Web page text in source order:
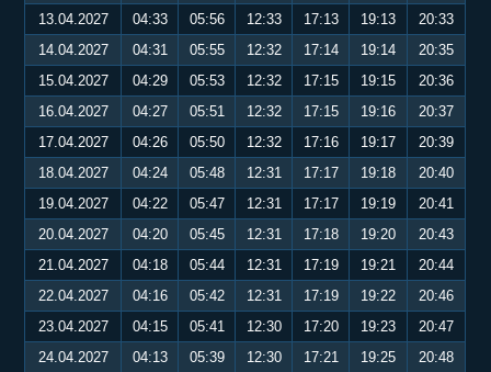
13.04.2027 04:33 05:56 12:33 17:13 19:13
20:33
14.04.2027
04:31 05:55 12:32 17:14 19:14
20:35
15.04.2027
04:29 05:53 12:32 17:15 19:15
20:36
16.04.2027
04:27 05:51 12:32 17:15 19:16
20:37
17.04.2027
04:26 05:50 12:32 17:16 19:17
20:39
18.04.2027
04:24 05:48 12:31 17:17 19:18
20:40
19.04.2027
04:22 05:47 12:31 17:17 19:19
20:41
20.04.2027
04:20 05:45 12:31 17:18 19:20
20:43
21.04.2027
04:18 05:44 12:31 17:19 19:21
20:44
22.04.2027
04:16 05:42 12:31 17:19 19:22
20:46
23.04.2027
04:15 05:41 12:30 17:20 19:23
20:47
24.04.2027
04:13 05:39 12:30 17:21 19:25
20:48